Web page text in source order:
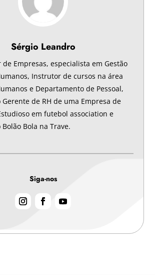
Sérgio Leandro
Empresas, especialista em Gestão
Instrutor de cursos na área
e Departamento de Pessoal,
de RH de uma Empresa de
em futebol association e
Bola na Trave.
Siga-nos